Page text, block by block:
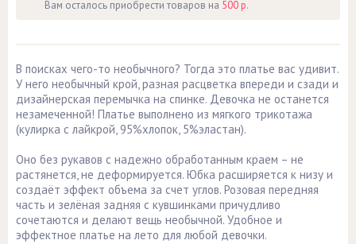
Вам осталось приобрести товаров на 500 р.
В поисках чего-то необычного? Тогда это платье вас удивит.
У него необычный крой, разная расцветка впереди и сзади и
дизайнерская перемычка на спинке. Девочка не останется
незамеченной! Платье выполнено из мягкого трикотажа
(кулирка с лайкрой, 95%хлопок, 5%эластан).
Оно без рукавов с надежно обработанным краем – не
растянется, не деформируется. Юбка расширяется к низу и
создаёт эффект объема за счет углов. Розовая передняя
часть и зелёная задняя с кувшинками причудливо
сочетаются и делают вещь необычной. Удобное и
эффектное платье на лето для любой девочки.